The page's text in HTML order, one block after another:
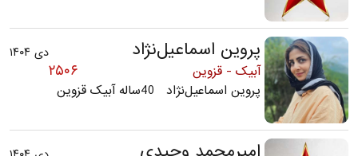
دی ۱۴۰۴ پروین اسماعیل‌نژاد
۲۵۰۶
آبیک - قزوین
پروین اسماعیل‌نژاد 40ساله آبیک قزوین